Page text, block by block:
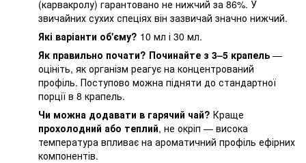
(карвакролу) гарантовано не нижчий за 86%. У
звичайних сухих спеціях він зазвичай значно нижчий.
Які варіанти об'єму? 10 мл і 30 мл.
Як правильно почати? Починайте з 3–5 крапель —
оцініть, як організм реагує на концентрований
профіль. Поступово можна підняти до стандартної
порції в 8 крапель.
Чи можна додавати в гарячий чай? Краще
прохолодний або теплий, не окріп — висока
температура впливає на ароматичний профіль ефірних
компонентів.